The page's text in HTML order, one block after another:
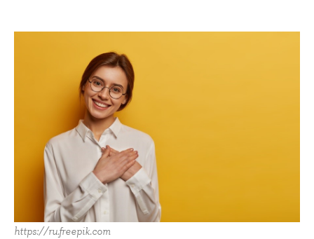
https://ru.freepik.com